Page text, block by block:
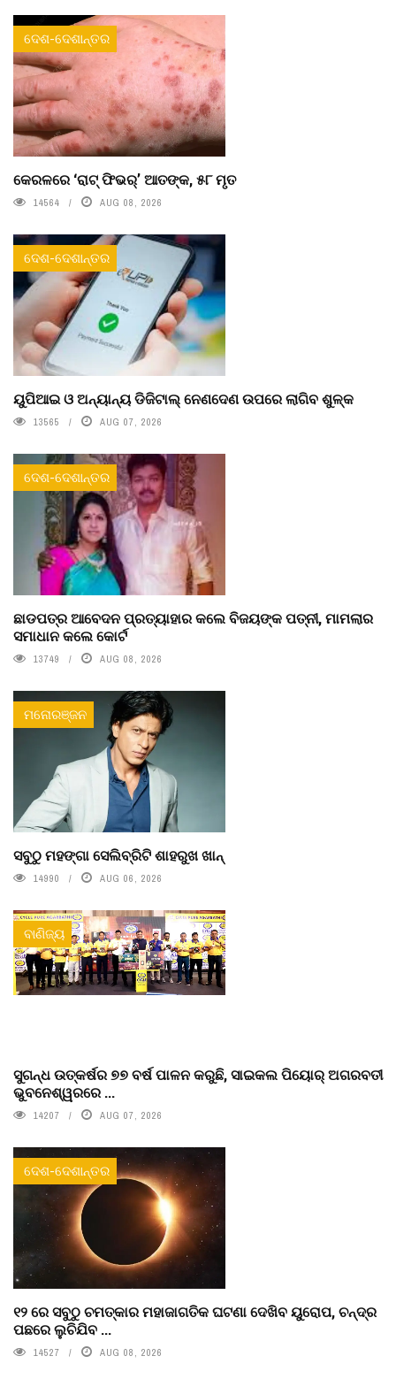
ଦେଶ-ଦେଶାନ୍ତର
କେରଳରେ ‘ରାଟ୍ ଫିଭର୍’ ଆତଙ୍କ, ୫୮ ମୃତ
14564 AUG 08, 2026
ଦେଶ-ଦେଶାନ୍ତର
ୟୁପିଆଇ ଓ ଅନ୍ୟାନ୍ୟ ଡିଜିଟାଲ୍ ନେଣଦେଣ ଉପରେ ଲାଗିବ ଶୁଳ୍କ
13565 AUG 07, 2026
ଦେଶ-ଦେଶାନ୍ତର
ଛାଡପତ୍ର ଆବେଦନ ପ୍ରତ୍ୟାହାର କଲେ ବିଜୟଙ୍କ ପତ୍ନୀ, ମାମଲାର
ସମାଧାନ କଲେ କୋର୍ଟ
13749 AUG 08, 2026
ମନୋରଞ୍ଜନ
ସବୁଠୁ ମହଙ୍ଗା ସେଲିବ୍ରିଟି ଶାହରୁଖ ଖାନ୍
14990 AUG 06, 2026
ବାଣିଜ୍ୟ
ସୁଗନ୍ଧ ଉତ୍କର୍ଷର ୭୭ ବର୍ଷ ପାଳନ କରୁଛି, ସାଇକଲ ପିୟୋର୍‌ ଅଗରବତୀ
ଭୁବନେଶ୍ୱରରେ ...
14207 AUG 07, 2026
ଦେଶ-ଦେଶାନ୍ତର
୧୨ ରେ ସବୁଠୁ ଚମତ୍କାର ମହାଜାଗତିକ ଘଟଣା ଦେଖିବ ୟୁରୋପ, ଚନ୍ଦ୍ର
ପଛରେ ଲୁଚିଯିବ ...
14527 AUG 08, 2026